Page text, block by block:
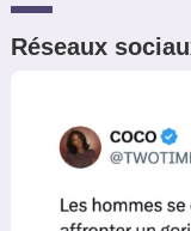
Réseaux